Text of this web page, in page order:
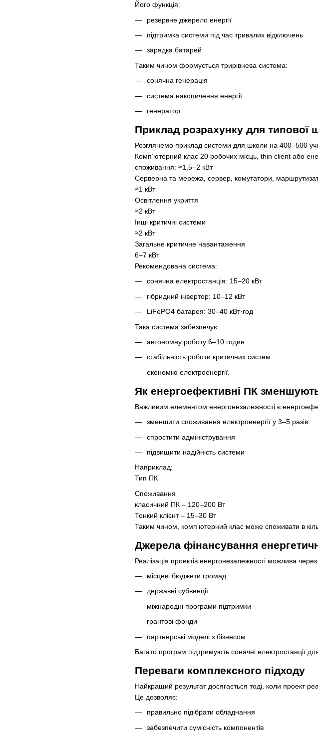
Його функція:
резервне джерело енергії
підтримка системи під час тривалих відключень
зарядка батарей
Таким чином формується трирівнева система:
сонячна генерація
система накопичення енергії
генератор
Приклад розрахунку для типової
Розглянемо приклад системи для школи на 400–500
Комп’ютерний клас 20 робочих місць, thin client або
споживання: ≈1,5–2 кВт
Серверна та мережа, сервер, комутатори,
≈1 кВт
Освітлення укриття
≈2 кВт
Інші критичні системи
≈2 кВт
Загальне критичне навантаження
6–7 кВт
Рекомендована система:
сонячна електростанція: 15–20 кВт
гібридний інвертор: 10–12 кВт
LiFePO4 батарея: 30–40 кВт·год
Така система забезпечує:
автономну роботу 6–10 годин
стабільність роботи критичних систем
економію електроенергії.
Як енергоефективні ПК
Важливим елементом енергонезалежності є
зменшити споживання електроенергії у 3–5 разів
спростити адміністрування
підвищити надійність системи
Наприклад:
Тип ПК
Споживання
класичний ПК – 120–200 Вт
Тонкий клієнт – 15–30 Вт
Таким чином, комп’ютерний клас може споживати в
Джерела фінансування
Реалізація проектів енергонезалежності можлива через
місцеві бюджети громад
державні субвенції
міжнародні програми підтримки
грантові фонди
партнерські моделі з бізнесом
Багато програм підтримують сонячні електростанції
Переваги комплексного підходу
Найкращий результат досягається тоді, коли проект
Це дозволяє:
правильно підібрати обладнання
забезпечити сумісність компонентів